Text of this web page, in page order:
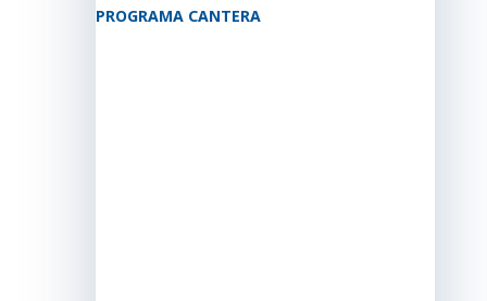
PROGRAMA CANTERA